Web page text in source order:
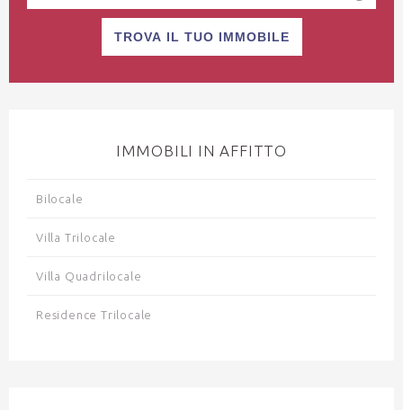
TROVA IL TUO IMMOBILE
IMMOBILI IN AFFITTO
Bilocale
Villa Trilocale
Villa Quadrilocale
Residence Trilocale